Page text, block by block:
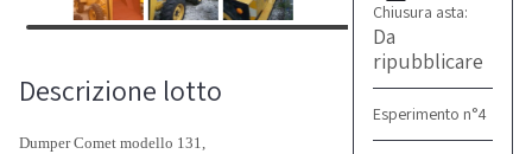
Chiusura asta:
Da
ripubblicare
Esperimento n°4
Descrizione lotto
Dumper Comet modello 131,